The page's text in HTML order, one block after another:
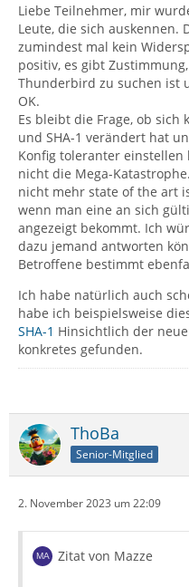
Liebe Teilnehmer, mir
Leute, die sich auskennen.
zumindest mal kein
positiv, es gibt
Thunderbird zu suchen ist
OK.
Es bleibt die Frage, ob sich
und SHA-1 verändert hat
Konfig toleranter einstellen
nicht die Mega-
nicht mehr state of the art
wenn man eine an sich
angezeigt bekommt. Ich
dazu jemand antworten
Betroffene bestimmt
Ich habe natürlich auch
habe ich beispielsweise
SHA-1 Hinsichtlich der
konkretes gefunden.
ThoBa
Senior-Mitglied
2. November 2023 um 22:09
Zitat von Mazze